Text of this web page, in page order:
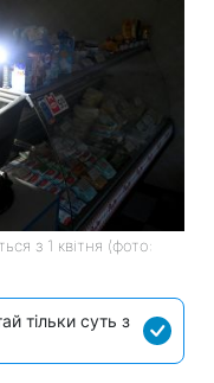
з 1 квітня (фото:
тільки суть з